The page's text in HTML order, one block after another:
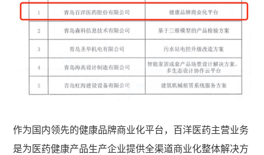
作为国内领先的健康品牌商业化平台，百洋医药主营业务
是为医药健康产品生产企业提供全渠道商业化整体解决方